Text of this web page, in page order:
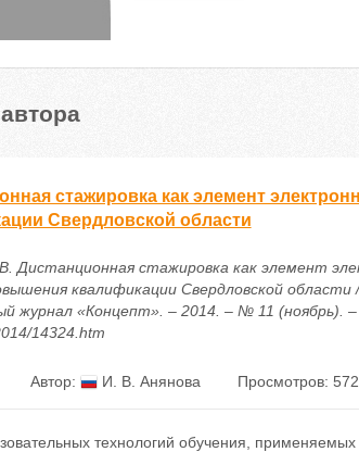
стажировка как элемент
Свердловской области
Дистанционная стажировка как элемент
квалификации Свердловской области
журнал «Концепт». – 2014. – № 11 (ноябрь).
14324.htm
Автор: И. В. Анянова Просмотров:
технологий обучения,